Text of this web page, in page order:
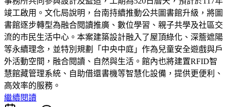
竣工啟用。文化局說明，台南持續推動公共圖書館升級，將圖
書館逐步轉型為融合閱讀推廣、數位學習、親子共學及社區交
流的市民生活中心。本案建築設計融入了屋頂綠化、深簷遮陽
等永續理念，並特別規劃「中央中庭」作為兒童安全遊戲與戶
外活動空間，融合閱讀、自然與生活。館內也將建置RFID智
慧館藏管理系統、自助借還書機等智慧化設備，提供更便利、
高效率的服務。
繼續閱讀